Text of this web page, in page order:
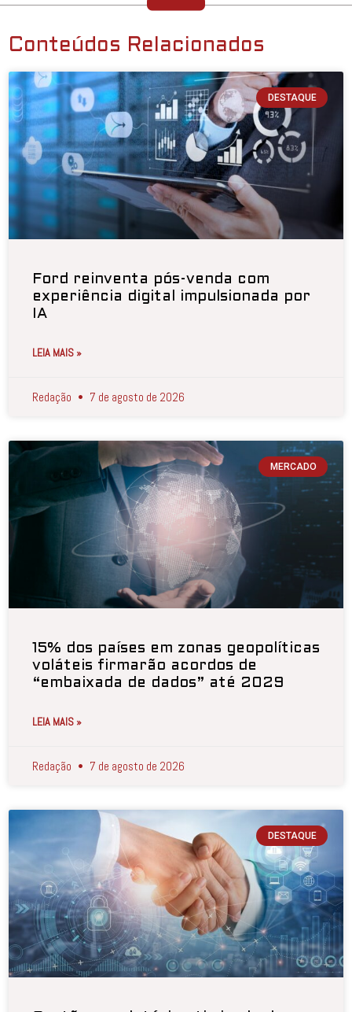
Conteúdos Relacionados
DESTAQUE
Ford reinventa pós-venda com
experiência digital impulsionada por
IA
LEIA MAIS »
Redação 7 de agosto de 2026
MERCADO
15% dos países em zonas geopolíticas
voláteis firmarão acordos de
“embaixada de dados” até 2029
LEIA MAIS »
Redação 7 de agosto de 2026
DESTAQUE